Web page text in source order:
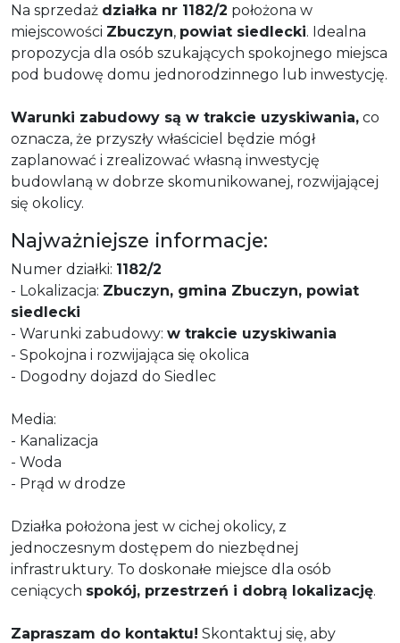
Na sprzedaż działka nr 1182/2 położona w
miejscowości Zbuczyn, powiat siedlecki. Idealna
propozycja dla osób szukających spokojnego miejsca
pod budowę domu jednorodzinnego lub inwestycję.
Warunki zabudowy są w trakcie uzyskiwania, co
oznacza, że przyszły właściciel będzie mógł
zaplanować i zrealizować własną inwestycję
budowlaną w dobrze skomunikowanej, rozwijającej
się okolicy.
Najważniejsze informacje:
Numer działki: 1182/2
- Lokalizacja: Zbuczyn, gmina Zbuczyn, powiat
siedlecki
- Warunki zabudowy: w trakcie uzyskiwania
- Spokojna i rozwijająca się okolica
- Dogodny dojazd do Siedlec
Media:
- Kanalizacja
- Woda
- Prąd w drodze
Działka położona jest w cichej okolicy, z
jednoczesnym dostępem do niezbędnej
infrastruktury. To doskonałe miejsce dla osób
ceniących spokój, przestrzeń i dobrą lokalizację.
Zapraszam do kontaktu! Skontaktuj się, aby